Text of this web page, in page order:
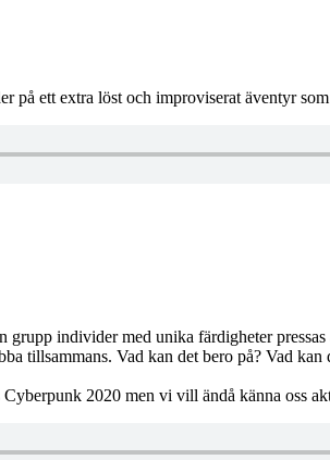
ett extra löst och improviserat äventyr
individer med unika färdigheter
tillsammans. Vad kan det bero på? Vad
2020 men vi vill ändå känna oss